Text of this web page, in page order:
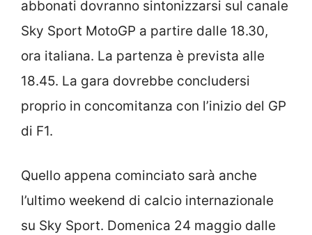
abbonati dovranno sintonizzarsi sul canale
Sky Sport MotoGP a partire dalle 18.30,
ora italiana. La partenza è prevista alle
18.45. La gara dovrebbe concludersi
proprio in concomitanza con l’inizio del GP
di F1.
Quello appena cominciato sarà anche
l’ultimo weekend di calcio internazionale
su Sky Sport. Domenica 24 maggio dalle